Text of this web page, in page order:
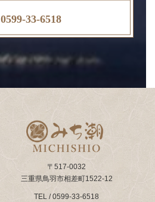
0599-33-6518
〒517-0032
三重県鳥羽市相差町1522-12
TEL / 0599-33-6518